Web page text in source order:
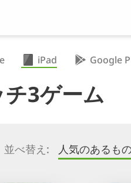
iPad Google
3ゲーム
並べ替え: 人気のあるも